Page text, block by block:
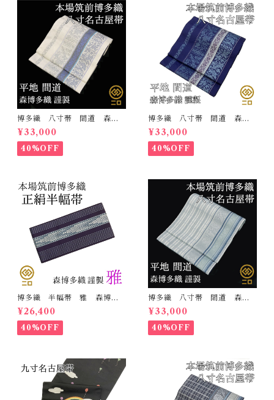
博多織 八寸帯 間道 森博
多織 正絹 日本製 未仕立
て 名古屋帯
¥33,000
40%OFF
博多織 八寸帯 間道 森博
多織 正絹 日本製 未仕立
て 名古屋帯
¥33,000
40%OFF
博多織 半幅帯 雅 森博多
織 正絹 リバーシブル 長
さ/3m78cm 日本製 和装
小袋帯 半巾帯
¥26,400
40%OFF
博多織 八寸帯 間道 森博
多織 正絹 日本製 未仕立
て 名古屋帯
¥33,000
40%OFF